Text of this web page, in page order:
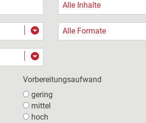
Alle Inhalte
Alle Formate
Vorbereitungsaufwand
gering
mittel
hoch